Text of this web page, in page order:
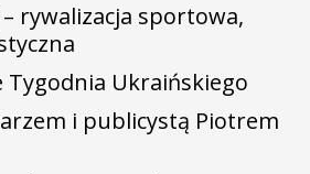
– rywalizacja sportowa,
Tygodnia Ukraińskiego
i publicystą Piotrem